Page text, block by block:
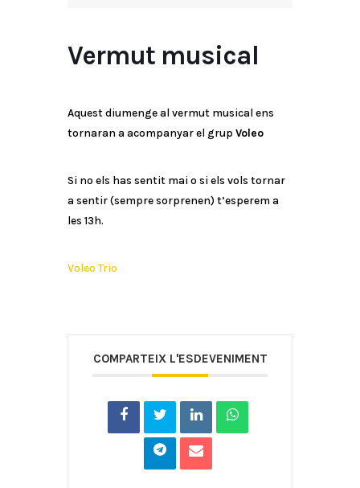
Vermut musical
Aquest diumenge al vermut musical ens
tornaran a acompanyar el grup Voleo
Si no els has sentit mai o si els vols tornar
a sentir (sempre sorprenen) t’esperem a
les 13h.
Voleo Trio
COMPARTEIX L'ESDEVENIMENT